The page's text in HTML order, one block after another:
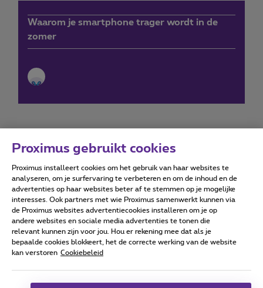
Waarom je smartphone trager wordt in de
zomer
Forumvoorwaarden Accessibility statement
Alle rechten voorbehouden. © Proximus
Algemene voorwaarden, consumenteninfo
Proximus gebruikt cookies
Proximus installeert cookies om het gebruik van haar websites te
analyseren, om je surfervaring te verbeteren en om de inhoud en de
advertenties op haar websites beter af te stemmen op je mogelijke
interesses. Ook partners met wie Proximus samenwerkt kunnen via
de Proximus websites advertentiecookies installeren om je op
andere websites en sociale media advertenties te tonen die
relevant kunnen zijn voor jou. Hou er rekening mee dat als je
bepaalde cookies blokkeert, het de correcte werking van de website
kan verstoren Cookiebeleid